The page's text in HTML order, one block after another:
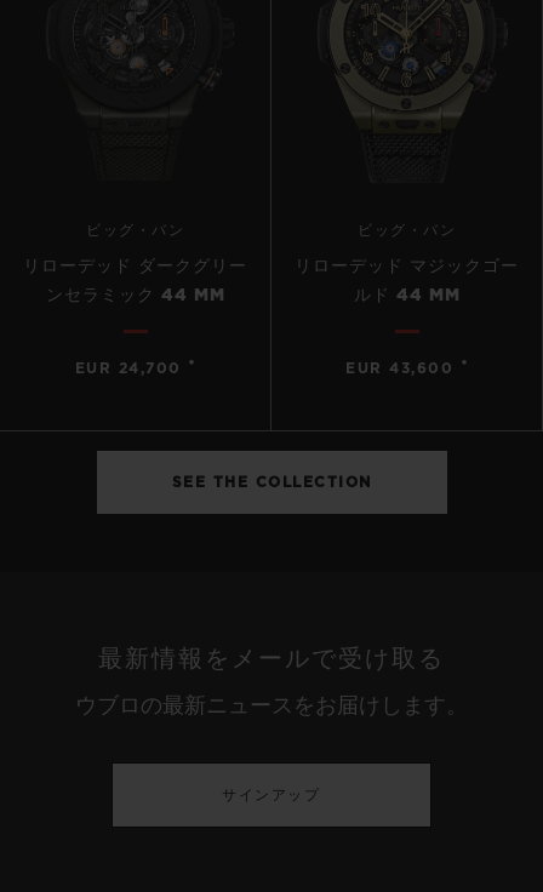
ビッグ・バン
リローデッド ダークグリー
ンセラミック 44 MM
EUR 24,700 •
ビッグ・バン
リローデッド マジックゴー
ルド 44 MM
EUR 43,600 •
SEE THE COLLECTION
最新情報をメールで受け取る
ウブロの最新ニュースをお届けします。
サインアップ